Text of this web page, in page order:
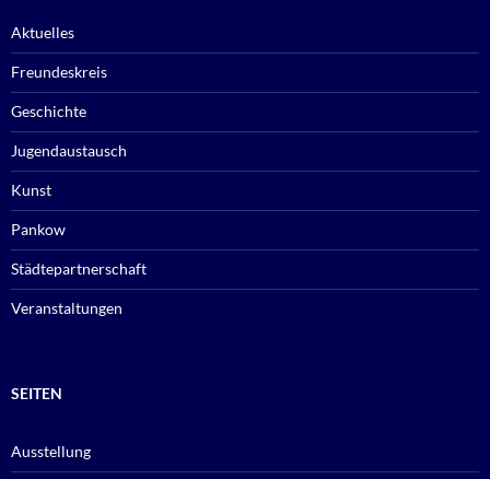
Aktuelles
Freundeskreis
Geschichte
Jugendaustausch
Kunst
Pankow
Städtepartnerschaft
Veranstaltungen
SEITEN
Ausstellung